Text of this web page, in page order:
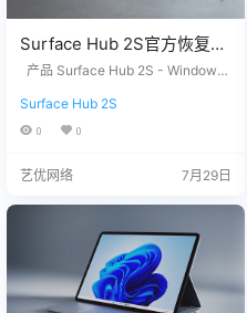
Surface Hub 2S官方恢复镜
像24H2版本
_2026.420.11870147.zip网
盘下载
产品 Surface Hub 2S - Windows
ft Teams Rooms on Windows expe
rience Version 24H2 没有找到您
需要的文件？ 请联系我们，提供您
您下载。 QQ/微信：3326686660
Surface Hub 2S
0 0
艺优网络 7月29日